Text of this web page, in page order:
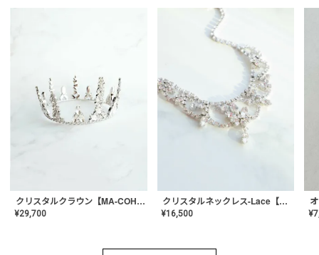
クリスタルクラウン【MA-COHD-01】韓国風クラウン/ウェディングクラウン/ティアラ
¥29,700
クリスタルネックレス-Lace【MA-CONL-02】
¥16,500 ¥